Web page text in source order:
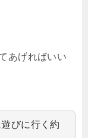
あげればいい
びに行く約